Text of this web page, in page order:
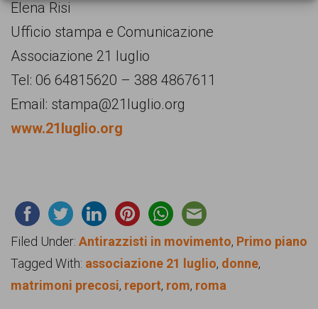
Elena Risi
Ufficio stampa e Comunicazione
Associazione 21 luglio
Tel: 06 64815620 – 388 4867611
Email: stampa@21luglio.org
www.21luglio.org
Filed Under: Antirazzisti in movimento, Primo piano
Tagged With: associazione 21 luglio, donne,
matrimoni precosi, report, rom, roma